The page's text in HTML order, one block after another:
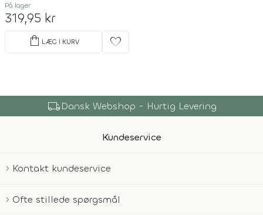
På lager
319,95 kr
shopping_bag LÆG I KURV favorite
local_shippingDansk Webshop - Hurtig Levering
Kundeservice
Kontakt kundeservice
Ofte stillede spørgsmål